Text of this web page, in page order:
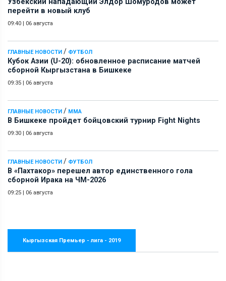
перейти в новый клуб
09:40 | 06 августа
ГЛАВНЫЕ НОВОСТИ / ФУТБОЛ
Кубок Азии (U-20): обновленное расписание матчей
сборной Кыргызстана в Бишкеке
09:35 | 06 августа
ГЛАВНЫЕ НОВОСТИ / ММА
В Бишкеке пройдет бойцовский турнир Fight Nights
09:30 | 06 августа
ГЛАВНЫЕ НОВОСТИ / ФУТБОЛ
В «Пахтакор» перешел автор единственного гола
сборной Ирака на ЧМ-2026
09:25 | 06 августа
Кыргызская Премьер - лига - 2019